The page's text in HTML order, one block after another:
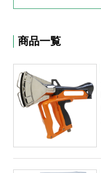
商品一覧